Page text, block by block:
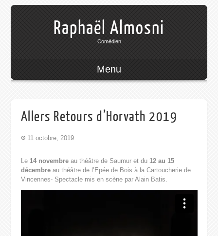
Raphaël Almosni
Comédien
Menu
Allers Retours d’Horvath 2019
11 octobre, 2019
Le 14 novembreau théâtre de Saumur et du 12 au 15
décembreau théâtre de l’Epée de Bois à la Cartoucherie de
Vincennes- Spectacle mis en scène par Alain Batis.